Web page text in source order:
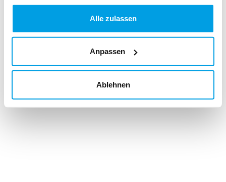
Alle zulassen
Anpassen
Ablehnen